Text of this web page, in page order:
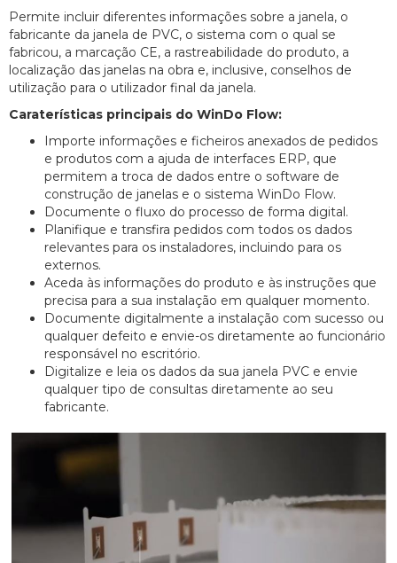
Permite incluir diferentes informações sobre a janela, o
fabricante da janela de PVC, o sistema com o qual se
fabricou, a marcação CE, a rastreabilidade do produto, a
localização das janelas na obra e, inclusive, conselhos de
utilização para o utilizador final da janela.
Caraterísticas principais do WinDo Flow:
Importe informações e ficheiros anexados de pedidos
e produtos com a ajuda de interfaces ERP, que
permitem a troca de dados entre o software de
construção de janelas e o sistema WinDo Flow.
Documente o fluxo do processo de forma digital.
Planifique e transfira pedidos com todos os dados
relevantes para os instaladores, incluindo para os
externos.
Aceda às informações do produto e às instruções que
precisa para a sua instalação em qualquer momento.
Documente digitalmente a instalação com sucesso ou
qualquer defeito e envie-os diretamente ao funcionário
responsável no escritório.
Digitalize e leia os dados da sua janela PVC e envie
qualquer tipo de consultas diretamente ao seu
fabricante.